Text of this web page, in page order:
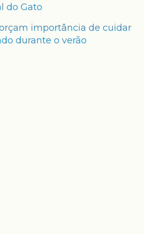
do Gato
importância de cuidar
durante o verão